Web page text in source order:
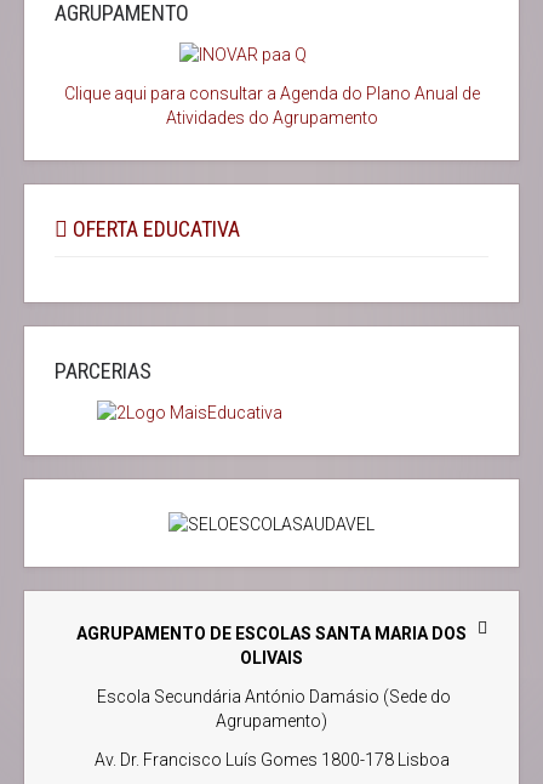
AGRUPAMENTO
Clique aqui para consultar a Agenda do Plano Anual de
Atividades do Agrupamento
OFERTA EDUCATIVA
PARCERIAS
AGRUPAMENTO DE ESCOLAS SANTA MARIA DOS
OLIVAIS
Escola Secundária António Damásio (Sede do
Agrupamento)
Av. Dr. Francisco Luís Gomes 1800-178 Lisboa